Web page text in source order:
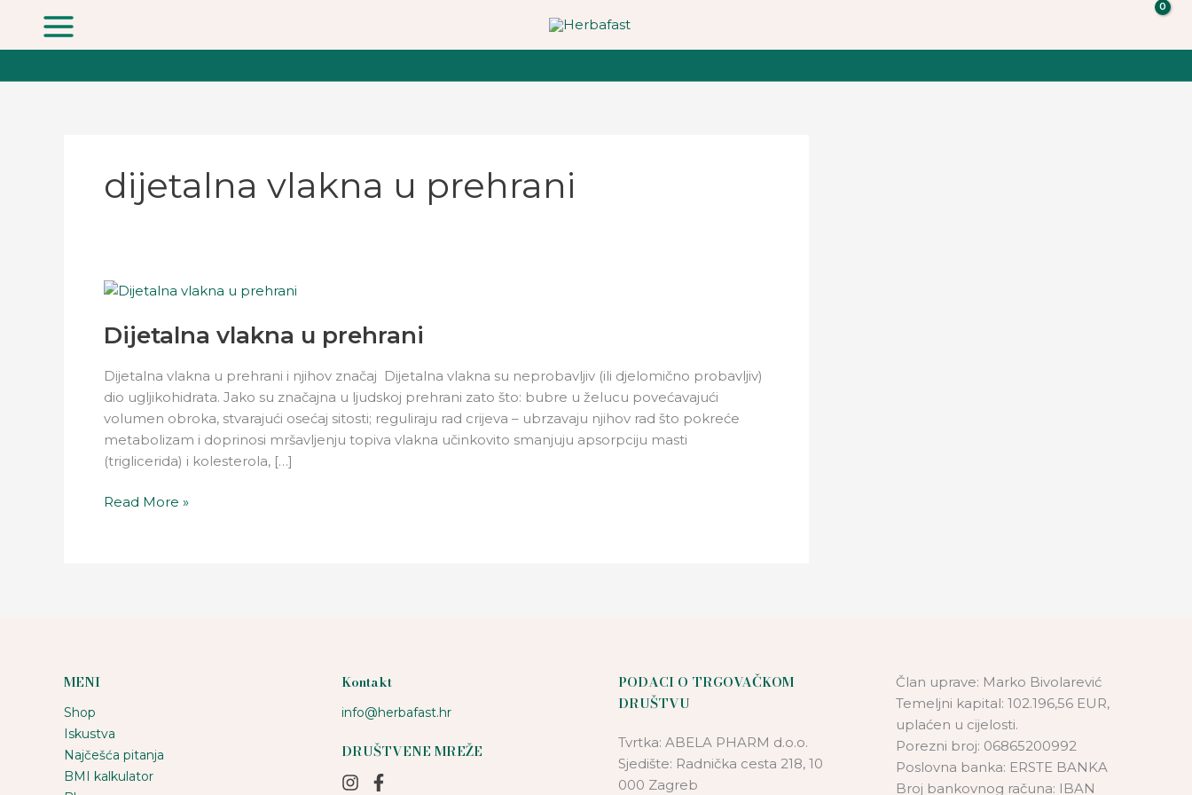
content
dijetalna vlakna u prehrani
Dijetalna vlakna u prehrani
Dijetalna vlakna u prehrani i njihov značaj Dijetalna vlakna su neprobavljiv (ili djelomično probavljiv)
dio ugljikohidrata. Jako su značajna u ljudskoj prehrani zato što: bubre u želucu povećavajući
volumen obroka, stvarajući osećaj sitosti; ­reguliraju rad crijeva – ubrzavaju njihov rad što pokreće
metabolizam i doprinosi mršavljenju topiva vlakna učinkovito smanjuju apsorpciju masti
(triglicerida) i kolesterola, […]
Dijetalna
u
prehrani
Read More »
MENI
Shop
Iskustva
Najčešća pitanja
BMI kalkulator
Kontakt
info@herbafast.hr
DRUŠTVENE MREŽE
PODACI O TRGOVAČKOM
DRUŠTVU
Tvrtka: ABELA PHARM d.o.o.
Sjedište: Radnička cesta 218, 10
000 Zagreb
Član uprave: Marko Bivolarević
Temeljni kapital: 102.196,56 EUR,
uplaćen u cijelosti.
Porezni broj: 06865200992
Poslovna banka: ERSTE BANKA
Broj bankovnog računa: IBAN